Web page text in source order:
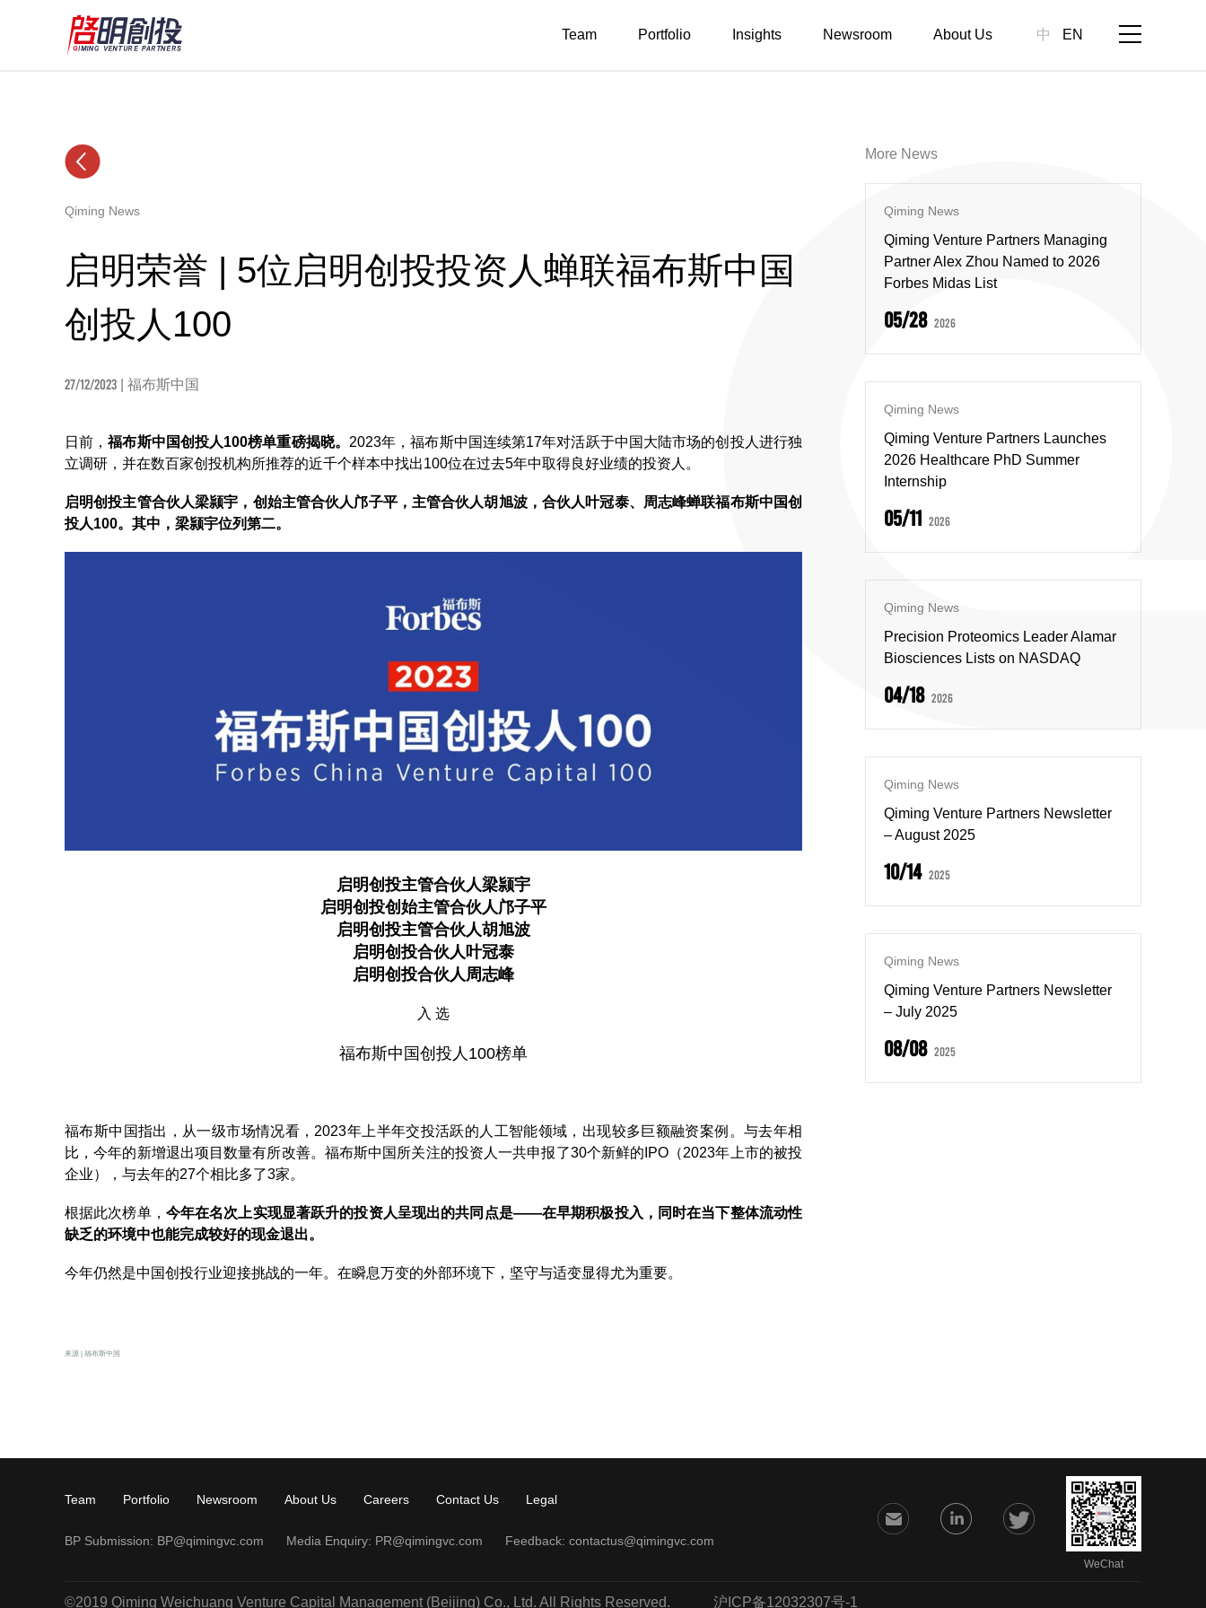
中 EN
Team Portfolio Insights Newsroom About Us
Qiming News
启明荣誉 | 5位启明创投投资人蝉联福布斯中国
创投人100
27/12/2023 | 福布斯中国
日前，福布斯中国创投人100榜单重磅揭晓。 2023年，福布斯中国连续第17年对活跃于中国大陆市场的创投人进行独
立调研，并在数百家创投机构所推荐的近千个样本中找出100位在过去5年中取得良好业绩的投资人。
启明创投主管合伙人梁颕宇，创始主管合伙人邝子平，主管合伙人胡旭波，合伙人叶冠泰、周志峰蝉联福布斯中国创
投人100。其中，梁颕宇位列第二。
启明创投主管合伙人梁颕宇
启明创投创始主管合伙人邝子平
启明创投主管合伙人胡旭波
启明创投合伙人叶冠泰
启明创投合伙人周志峰
入 选
福布斯中国创投人100榜单
福布斯中国指出，从一级市场情况看，2023年上半年交投活跃的人工智能领域，出现较多巨额融资案例。与去年相
比，今年的新增退出项目数量有所改善。福布斯中国所关注的投资人一共申报了30个新鲜的IPO（2023年上市的被投
企业），与去年的27个相比多了3家。
根据此次榜单， 今年在名次上实现显著跃升的投资人呈现出的共同点是——在早期积极投入，同时在当下整体流动性
缺乏的环境中也能完成较好的现金退出。
今年仍然是中国创投行业迎接挑战的一年。在瞬息万变的外部环境下，坚守与适变显得尤为重要。
来源 | 福布斯中国
More News
Qiming News
Qiming Venture Partners Managing
Partner Alex Zhou Named to 2026
Forbes Midas List
05/28 2026
Qiming News
Qiming Venture Partners Launches
2026 Healthcare PhD Summer
Internship
05/11 2026
Qiming News
Precision Proteomics Leader Alamar
Biosciences Lists on NASDAQ
04/18 2026
Qiming News
Qiming Venture Partners Newsletter
– August 2025
10/14 2025
Qiming News
Qiming Venture Partners Newsletter
– July 2025
08/08 2025
WeChat
Team Portfolio Newsroom About Us Careers Contact Us Legal
BP Submission: BP@qimingvc.com Media Enquiry: PR@qimingvc.com Feedback: contactus@qimingvc.com
©2019 Qiming Weichuang Venture Capital Management (Beijing) Co., Ltd. All Rights Reserved. 沪ICP备12032307号-1